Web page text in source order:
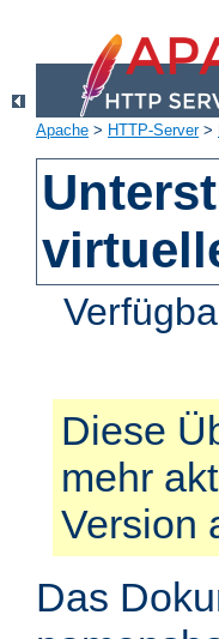
Apache > HTTP-Server>
Diese
mehr
Version
Das